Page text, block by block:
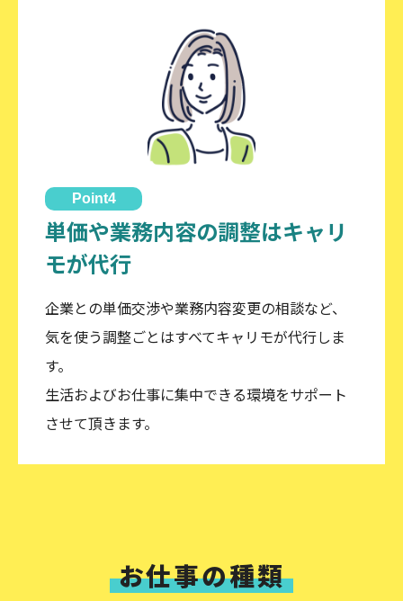
Point4
単価や業務内容の調整はキャリ
モが代行
企業との単価交渉や業務内容変更の相談など、
気を使う調整ごとはすべてキャリモが代行しま
す。
生活およびお仕事に集中できる環境をサポート
させて頂きます。
お仕事の種類